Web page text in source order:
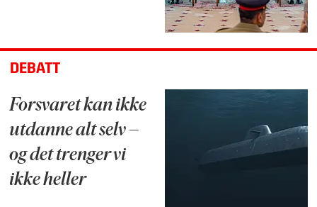
DEBATT
Forsvaret kan ikke
utdanne alt selv –
og det trenger vi
ikke heller